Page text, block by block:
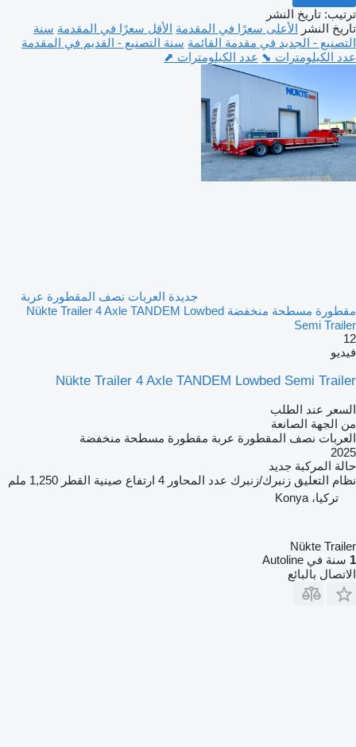
ترتيب: تاريخ النشر
تاريخ النشر الأعلى سعرًا في المقدمة الأقل سعرًا في المقدمة سنة
التصنيع - الجديد في مقدمة القائمة سنة التصنيع - القديم في المقدمة
عدد الكيلومترات ⬊ عدد الكيلومترات ⬈
جديدة العربات نصف المقطورة عربة
مقطورة مسطحة منخفضة Nükte Trailer 4 Axle TANDEM Lowbed
Semi Trailer
12
فيديو
Nükte Trailer 4 Axle TANDEM Lowbed Semi Trailer
السعر عند الطلب
من الجهة الصانعة
العربات نصف المقطورة عربة مقطورة مسطحة منخفضة
2025
حالة المركبة جديد
نظام التعليق زنبرك/زنبرك عدد المحاور 4 ارتفاع صينية القطر 1,250 ملم
تركيا، Konya
Nükte Trailer
1 سنة في Autoline
الاتصال بالبائع